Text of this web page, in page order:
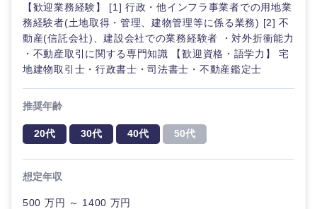
奈良県 和歌山県
中国・四国地方
鳥取県 島根県
岡山県
【歓迎業務経験】 [1] 行政・他インフラ事業者での用地業
務経験者(土地取得・管理、建物管理等に係る業務) [2] 不
動産(信託会社)、建設会社での業務経験者 ・対外折衝能力
・不動産取引に関する専門知識 【歓迎資格・語学力】 宅
地建物取引士・行政書士・司法書士・不動産鑑定士
推奨年齢
20代 30代 40代 50代
想定年収
500 万円 ～ 1400 万円